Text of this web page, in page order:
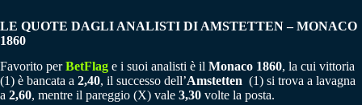
LE QUOTE DAGLI ANALISTI DI AMSTETTEN – MONACO
1860
Favorito perBetFlag e i suoi analisti è il Monaco 1860, la cui vittoria
(1) è bancata a 2,40, il successo dell’Amstetten (1) si trova a lavagna
a 2,60, mentre il pareggio (X) vale 3,30 volte la posta.